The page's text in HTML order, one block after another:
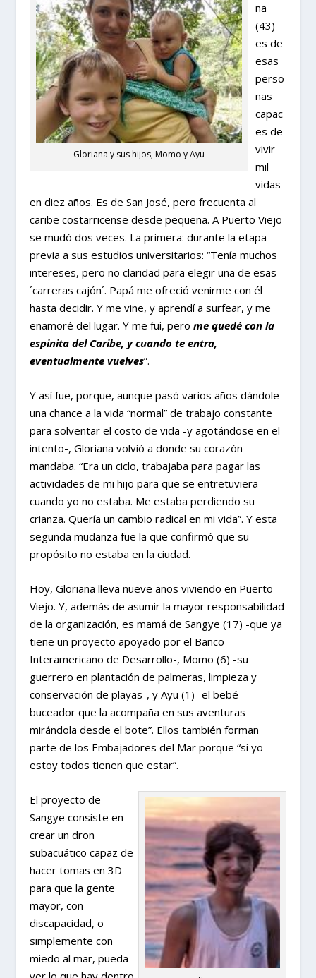
Gloriana y sus hijos, Momo y Ayu
na
(43)
es de
esas
perso
nas
capac
es de
vivir
mil
vidas
en diez años. Es de San José, pero frecuenta al
caribe costarricense desde pequeña. A Puerto Viejo
se mudó dos veces. La primera: durante la etapa
previa a sus estudios universitarios: “Tenía muchos
intereses, pero no claridad para elegir una de esas
´carreras cajón´. Papá me ofreció venirme con él
hasta decidir. Y me vine, y aprendí a surfear, y me
enamoré del lugar. Y me fui, perome quedé con la
espinita del Caribe, y cuando te entra,
eventualmente vuelves”.
Y así fue, porque, aunque pasó varios años dándole
una chance a la vida “normal” de trabajo constante
para solventar el costo de vida -y agotándose en el
intento-, Gloriana volvió a donde su corazón
mandaba. “Era un ciclo, trabajaba para pagar las
actividades de mi hijo para que se entretuviera
cuando yo no estaba. Me estaba perdiendo su
crianza. Quería un cambio radical en mi vida”. Y esta
segunda mudanza fue la que confirmó que su
propósito no estaba en la ciudad.
Hoy, Gloriana lleva nueve años viviendo en Puerto
Viejo. Y, además de asumir la mayor responsabilidad
de la organización, es mamá de Sangye (17) -que ya
tiene un proyecto apoyado por el Banco
Interamericano de Desarrollo-, Momo (6) -su
guerrero en plantación de palmeras, limpieza y
conservación de playas-, y Ayu (1) -el bebé
buceador que la acompaña en sus aventuras
mirándola desde el bote”. Ellos también forman
parte de los Embajadores del Mar porque “si yo
estoy todos tienen que estar”.
El proyecto de
Sangye consiste en
crear un dron
subacuático capaz de
hacer tomas en 3D
para que la gente
mayor, con
discapacidad, o
simplemente con
miedo al mar, pueda